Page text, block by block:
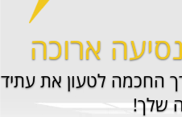
ארוכה
החכמה לטעון את עתיד
שלך!